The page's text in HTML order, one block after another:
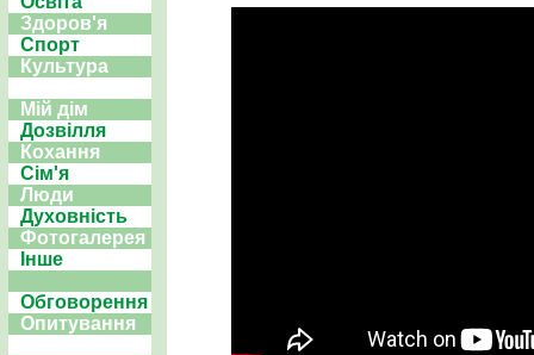
Здоров'я
Спорт
Культура
Мій дім
Дозвілля
Кохання
Сім'я
Люди
Духовність
Фотогалерея
Інше
Обговорення
Опитування